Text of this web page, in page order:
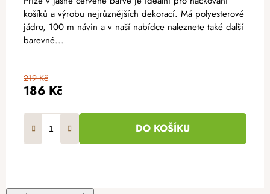
186 Kč
219 Kč
DO KOŠÍKU
košíků a výrobu nejrůznějších dekorací. Má polyesterové
jádro, 100 m návin a v naší nabídce naleznete také další
barevné...